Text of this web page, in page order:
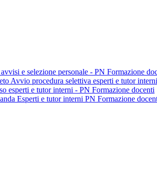
e selezione personale - PN Formazione
Avvio procedura selettiva esperti e tutor
esperti e tutor interni - PN Formazione docenti
Esperti e tutor interni PN Formazione